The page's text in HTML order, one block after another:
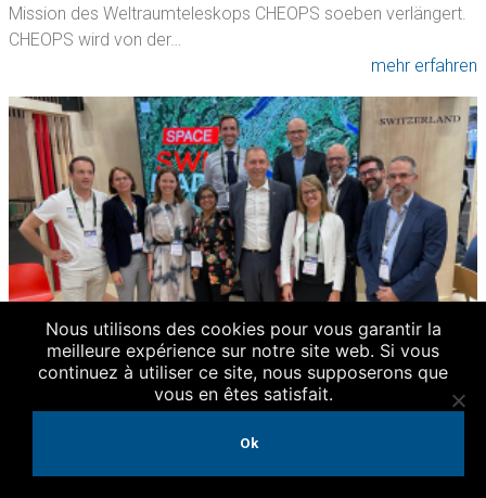
Mission des Weltraumteleskops CHEOPS soeben verlängert.
CHEOPS wird von der…
mehr erfahren
Grossartige Gelegenheit, die Leistungen des
Nous utilisons des cookies pour vous garantir la
meilleure expérience sur notre site web. Si vous
continuez à utiliser ce site, nous supposerons que
vous en êtes satisfait.
Ok